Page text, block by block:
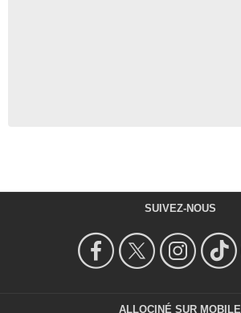
SUIVEZ-NOUS
ALLOCINÉ SUR MOBILE